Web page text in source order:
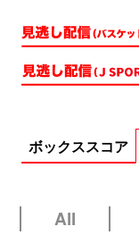
ボックススコア
All